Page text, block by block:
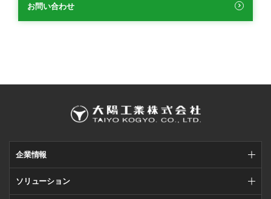
お問い合わせ
企業情報
ソリューション